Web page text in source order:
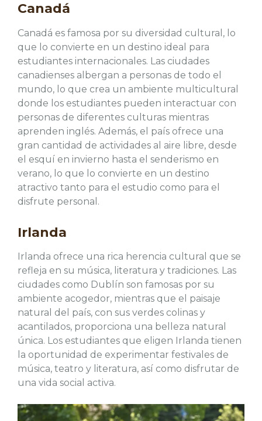
Canadá
Canadá es famosa por su diversidad cultural, lo
que lo convierte en un destino ideal para
estudiantes internacionales. Las ciudades
canadienses albergan a personas de todo el
mundo, lo que crea un ambiente multicultural
donde los estudiantes pueden interactuar con
personas de diferentes culturas mientras
aprenden inglés. Además, el país ofrece una
gran cantidad de actividades al aire libre, desde
el esquí en invierno hasta el senderismo en
verano, lo que lo convierte en un destino
atractivo tanto para el estudio como para el
disfrute personal.
Irlanda
Irlanda ofrece una rica herencia cultural que se
refleja en su música, literatura y tradiciones. Las
ciudades como Dublín son famosas por su
ambiente acogedor, mientras que el paisaje
natural del país, con sus verdes colinas y
acantilados, proporciona una belleza natural
única. Los estudiantes que eligen Irlanda tienen
la oportunidad de experimentar festivales de
música, teatro y literatura, así como disfrutar de
una vida social activa.